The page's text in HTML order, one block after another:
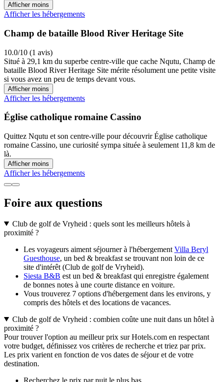
Afficher moins
Afficher les hébergements
Champ de bataille Blood River Heritage Site
10.0/10 (1 avis)
Situé à 29,1 km du superbe centre-ville que cache Nqutu, Champ de
bataille Blood River Heritage Site mérite résolument une petite visite
si vous avez un peu de temps devant vous.
Afficher moins
Afficher les hébergements
Église catholique romaine Cassino
Quittez Nqutu et son centre-ville pour découvrir Église catholique
romaine Cassino, une curiosité sympa située à seulement 11,8 km de
là.
Afficher moins
Afficher les hébergements
Foire aux questions
Club de golf de Vryheid : quels sont les meilleurs hôtels à
proximité ?
Les voyageurs aiment séjourner à l'hébergement Villa Beryl
Guesthouse, un bed & breakfast se trouvant non loin de ce
site d'intérêt (Club de golf de Vryheid).
Siesta B&B est un bed & breakfast qui enregistre également
de bonnes notes à une courte distance en voiture.
Vous trouverez 7 options d'hébergement dans les environs, y
compris des hôtels et des locations de vacances.
Club de golf de Vryheid : combien coûte une nuit dans un hôtel à
proximité ?
Pour trouver l'option au meilleur prix sur Hotels.com en respectant
votre budget, définissez vos critères de recherche et triez par prix.
Les prix varient en fonction de vos dates de séjour et de votre
destination.
Recherchez le prix par nuit le plus bas